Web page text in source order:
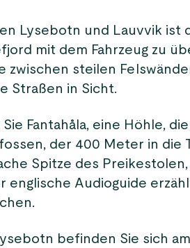
Lysebotn und Lauvvik ist
mit dem Fahrzeug zu
zwischen steilen
Straßen in Sicht.
Fantahåla, eine Höhle,
der 400 Meter in die
Spitze des
englische Audioguide
befinden Sie sich